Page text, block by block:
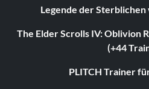
Legende der Sterblichen
The Elder Scrolls IV: Oblivion
(+44
PLITCH Trainer